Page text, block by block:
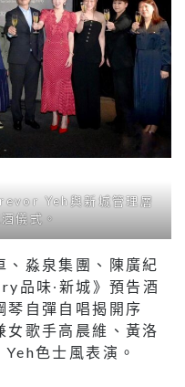
Yeh與新城管理層
儀式。
、淼泉集團、陳廣紀
品味∙新城》預告酒
琴自彈自唱揭開序
女歌手高晨維、黃洛
色士風表演。